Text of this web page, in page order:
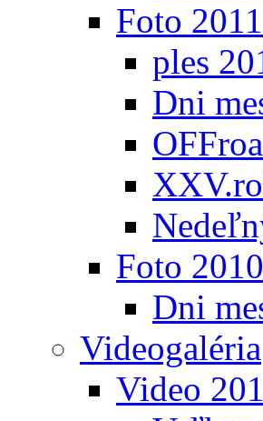
Foto 2011
ples
Dni
Foto 2010
Dni
Videogaléria
Video